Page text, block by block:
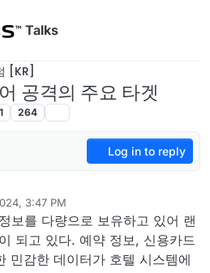
Talks
[KR]
공격의 주요 타겟
1 264
Log in to reply
3:47 PM
보를 다량으로 보유하고 있어 랜
되고 있다. 예약 정보, 신용카드
민감한 데이터가 호텔 시스템에